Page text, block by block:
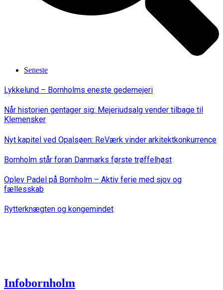
Seneste
Lykkelund – Bornholms eneste gedemejeri
Når historien gentager sig: Mejeriudsalg vender tilbage til
Klemensker
Nyt kapitel ved Opalsøen: ReVærk vinder arkitektkonkurrence
Bornholm står foran Danmarks første trøffelhøst
Oplev Padel på Bornholm – Aktiv ferie med sjov og
fællesskab
Rytterknægten og kongemindet
Infobornholm